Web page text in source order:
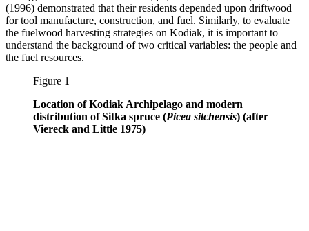
(1996) demonstrated that their residents depended upon driftwood
for tool manufacture, construction, and fuel. Similarly, to evaluate
the fuelwood harvesting strategies on Kodiak, it is important to
understand the background of two critical variables: the people and
the fuel resources.
Figure 1
Location of Kodiak Archipelago and modern
distribution of Sitka spruce (Picea sitchensis) (after
Viereck and Little 1975)